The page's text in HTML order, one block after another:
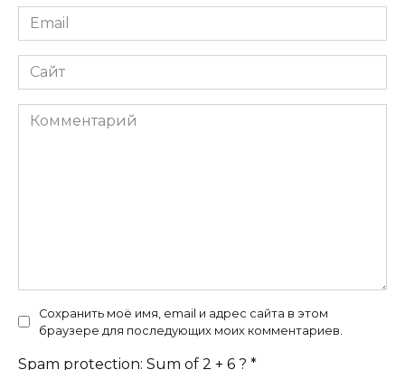
Email
*
Сайт
Комментарий
Сохранить моё имя, email и адрес сайта в этом
браузере для последующих моих комментариев.
Spam protection: Sum of 2 + 6 ? *